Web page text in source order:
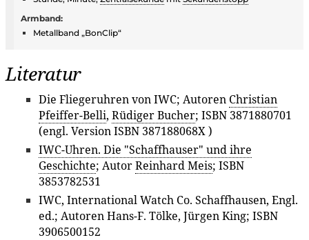
Armband:
Metallband „BonClip“
Literatur
Die Fliegeruhren von IWC; Autoren Christian
Pfeiffer-Belli, Rüdiger Bucher; ISBN 3871880701
(engl. Version ISBN 387188068X )
IWC-Uhren. Die "Schaffhauser" und ihre
Geschichte; AutorReinhard Meis; ISBN
3853782531
IWC, International Watch Co. Schaffhausen, Engl.
ed.; Autoren Hans-F. Tölke, Jürgen King; ISBN
3906500152